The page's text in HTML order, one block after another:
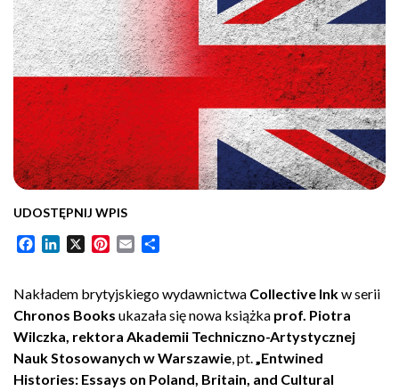
UDOSTĘPNIJ WPIS
Facebook
LinkedIn Pinterest
Email
Nakładem brytyjskiego wydawnictwa Collective Inkw serii
Chronos Books ukazała się nowa książka prof. Piotra
Wilczka, rektora Akademii Techniczno-Artystycznej
Nauk Stosowanych w Warszawie, pt.„Entwined
Histories: Essays on Poland, Britain, and Cultural